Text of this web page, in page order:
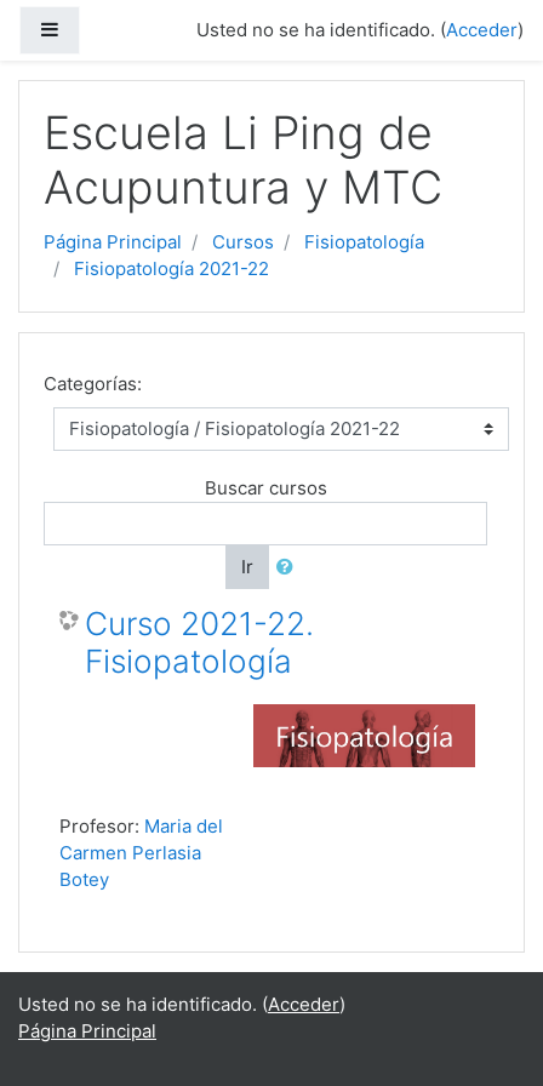
Usted no se ha identificado. (Acceder)
Escuela Li Ping de
Acupuntura y MTC
Página Principal Cursos
Fisiopatología
Fisiopatología 2021-22
Categorías:
Buscar cursos
Ir
Curso 2021-22.
Fisiopatología
Profesor: Maria del
Carmen Perlasia
Botey
Usted no se ha identificado. (Acceder)
Página Principal